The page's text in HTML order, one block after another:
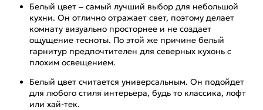
Белый цвет – самый лучший выбор для небольшой
кухни. Он отлично отражает свет, поэтому делает
комнату визуально просторнее и не создает
ощущение тесноты. По этой же причине белый
гарнитур предпочтителен для северных кухонь с
плохим освещением.
Белый цвет считается универсальным. Он подойдет
для любого стиля интерьера, будь то классика, лофт
или хай-тек.